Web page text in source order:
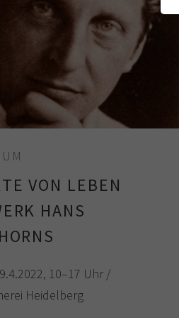
VON LEBEN
HANS
10–17 Uhr /
Heidelberg